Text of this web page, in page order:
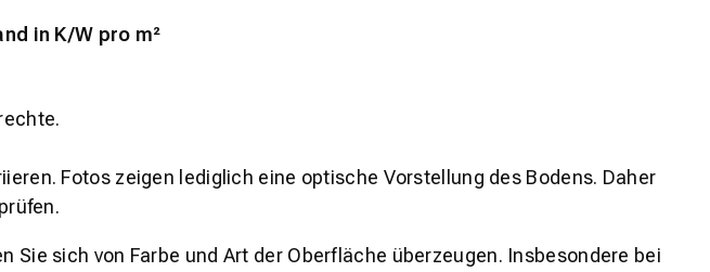
in K/W pro m²
Fotos zeigen lediglich eine optische Vorstellung des Bodens. Daher
sich von Farbe und Art der Oberfläche überzeugen. Insbesondere bei